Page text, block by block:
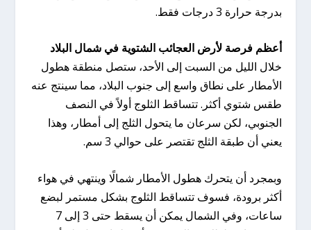
بدرجة حرارة 3 درجات فقط.
أعظم فرصة لأرض العجائب الشتوية في شمال البلاد
خلال الليل من السبت إلى الأحد، ستصل منطقة هطول
الأمطار على نطاق واسع إلى جنوب البلاد، مما سينتج عنه
طقس شتوي أكثر. تتساقط الثلوج أولاً في النصف
الجنوبي، لكن سرعان ما يتحول الثلج إلى أمطار، وهذا
يعني أن طبقة الثلج تقتصر على حوالي 3 سم.
وبمجرد أن يتحرك هطول الأمطار شمالًا وينتهي في هواء
أكثر برودة، فسوف تتساقط الثلوج بشكل مستمر لبضع
ساعات، وفي الشمال يمكن أن يسقط حتى 3 إلى 7